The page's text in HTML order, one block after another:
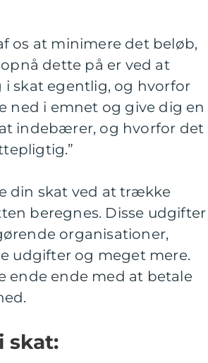
os at minimere det beløb,
dette på er ved at
i skat egentlig, og hvorfor
ned i emnet og give dig en
indebærer, og hvorfor det
din skat ved at trække
beregnes. Disse udgifter
organisationer,
udgifter og meget mere.
ende ende med at betale
skat: